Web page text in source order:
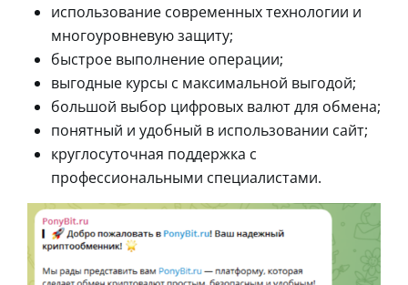
использование современных технологии и
многоуровневую защиту;
быстрое выполнение операции;
выгодные курсы с максимальной выгодой;
большой выбор цифровых валют для обмена;
понятный и удобный в использовании сайт;
круглосуточная поддержка с
профессиональными специалистами.